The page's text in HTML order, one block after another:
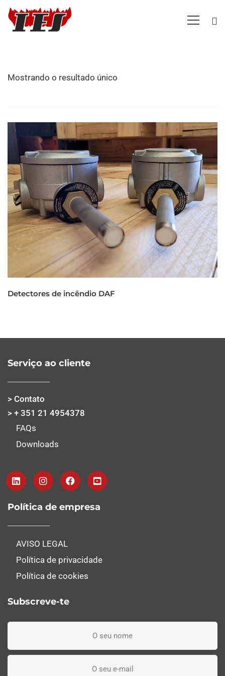
Mostrando o resultado único
Detectores de incêndio DAF
Serviço ao cliente
> Contato
> + 351 21 4954378
FAQs
Downloads
Política de empresa
AVISO LEGAL
Política de privacidade
Política de cookies
Subscreve-te